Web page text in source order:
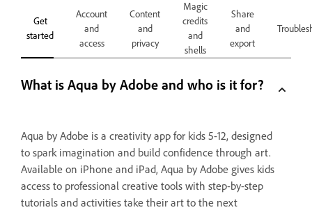
Get
started
Account
and
access
Content
and
privacy
Magic
credits
and
shells
Share
and
export
What is Aqua by Adobe and who is it for?
Aqua by Adobe is a creativity app for kids 5-12, designed
to spark imagination and build confidence through art.
Available on iPhone and iPad, Aqua by Adobe gives kids
access to professional creative tools with step-by-step
tutorials and activities take their art to the next